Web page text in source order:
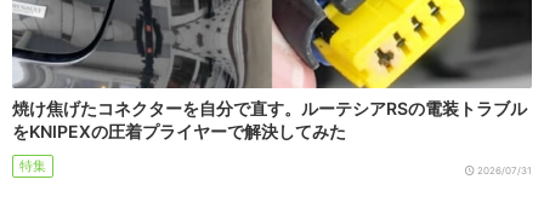
焼け焦げたコネクターを自分で直す。ルーテシアRSの電装トラブル
をKNIPEXの圧着プライヤーで解決してみた
特集 2026/07/31